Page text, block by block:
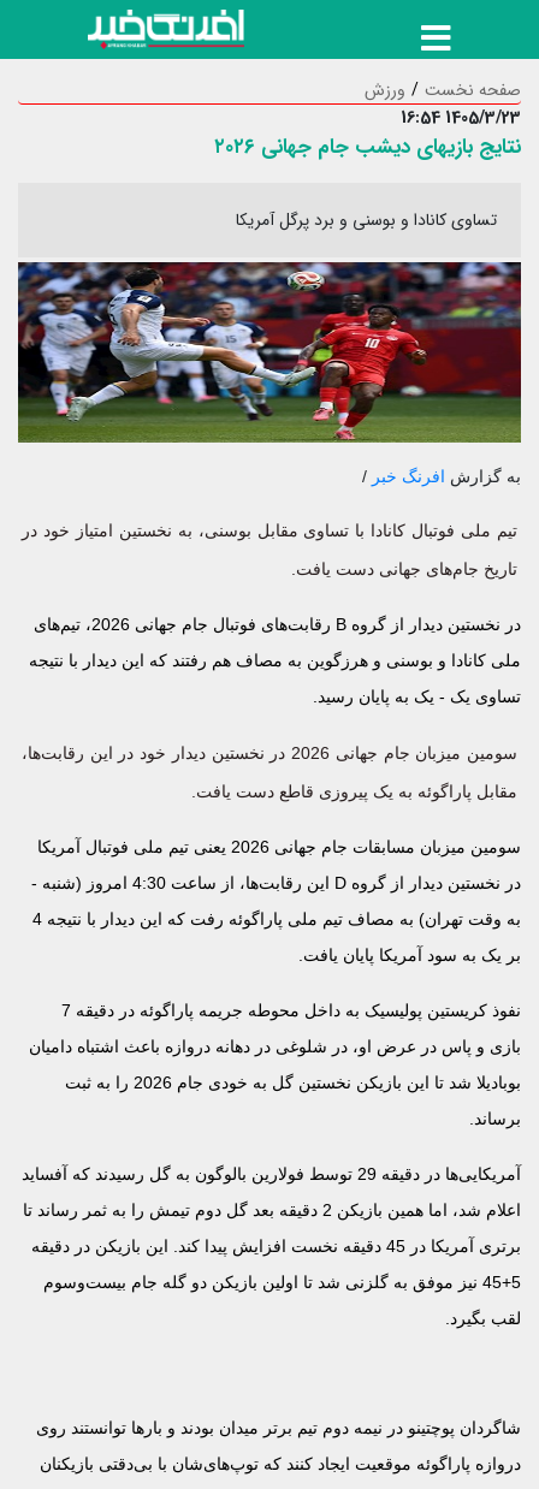
صفحه نخست
ورزش
1405/3/23 16:54
نتایج بازیهای دیشب جام جهانی ۲۰۲۶
تساوی کانادا و بوسنی و برد پرگل آمریکا
به گزارش افرنگ خبر /
تیم ملی فوتبال کانادا با تساوی مقابل بوسنی، به نخستین امتیاز خود در
تاریخ جام‌های جهانی دست یافت.
در نخستین دیدار از گروه B ‌رقابت‌های فوتبال جام جهانی 2026، تیم‌های
ملی کانادا و بوسنی و هرزگوین به مصاف هم رفتند که این دیدار با نتیجه
تساوی یک - یک به پایان رسید.
سومین میزبان جام جهانی 2026 در نخستین دیدار خود در این رقابت‌ها،
مقابل پاراگوئه به یک پیروزی قاطع دست یافت.
سومین میزبان مسابقات جام جهانی 2026 یعنی تیم ملی فوتبال آمریکا
در نخستین دیدار از گروه D این رقابت‌ها، از ساعت 4:30 امروز (شنبه -
به وقت تهران) به مصاف تیم ملی پاراگوئه رفت که این دیدار با نتیجه 4
بر یک به سود آمریکا پایان یافت.
نفوذ کریستین پولیسیک به داخل محوطه جریمه پاراگوئه در دقیقه 7
بازی و پاس در عرض او، در شلوغی در دهانه دروازه باعث اشتباه دامیان
بوبادیلا شد تا این بازیکن نخستین گل به خودی جام 2026 را به ثبت
برساند.
آمریکایی‌ها در دقیقه 29 توسط فولارین بالوگون به گل رسیدند که آفساید
اعلام شد، اما همین بازیکن 2 دقیقه بعد گل دوم تیمش را به ثمر رساند تا
برتری آمریکا در 45 دقیقه نخست افزایش پیدا کند. این بازیکن در دقیقه
5+45 نیز موفق به گلزنی شد تا اولین بازیکن دو گله جام بیست‌وسوم
لقب بگیرد.
شاگردان پوچتینو در نیمه دوم تیم برتر میدان بودند و بارها توانستند روی
دروازه پاراگوئه موقعیت ایجاد کنند که توپ‌های‌شان با بی‌دقتی بازیکنان